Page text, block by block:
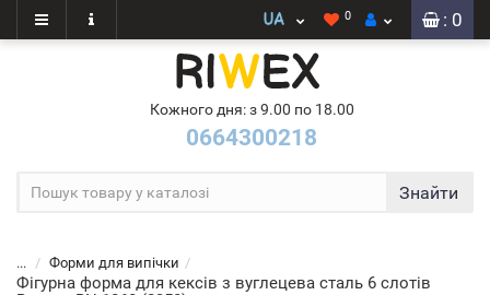
: 0
0
Кожного дня: з 9.00 по 18.00
0664300218
Знайти
... Форми для випічки
Фігурна форма для кексів з вуглецева сталь 6 слотів